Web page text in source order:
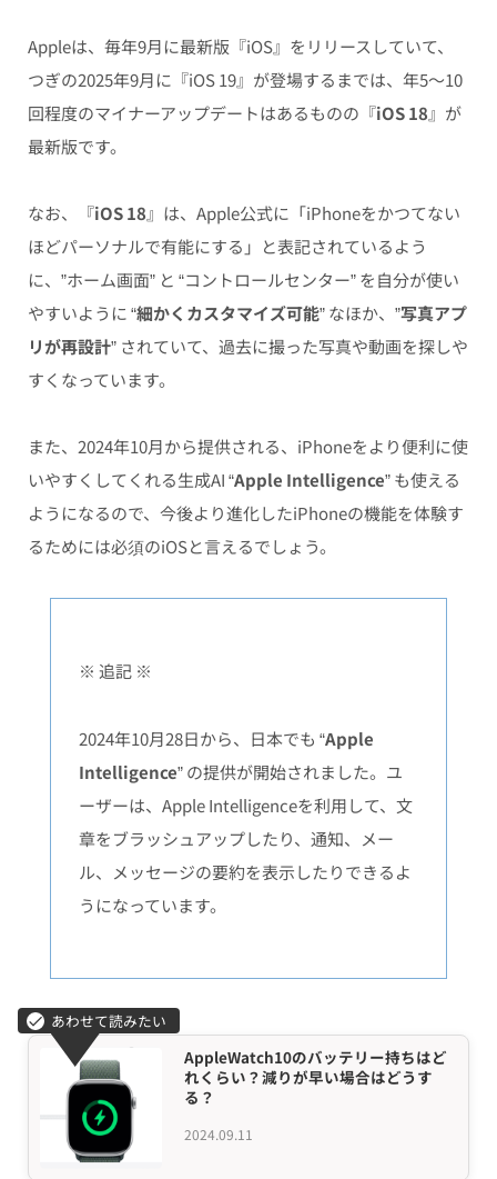
Appleは、毎年9月に最新版『iOS』をリリースしていて、
つぎの2025年9月に『iOS 19』が登場するまでは、年5〜10
回程度のマイナーアップデートはあるものの『iOS 18』が
最新版です。
なお、『iOS 18』は、Apple公式に「iPhoneをかつてない
ほどパーソナルで有能にする」と表記されているよう
に、”ホーム画面” と “コントロールセンター” を自分が使い
やすいように “細かくカスタマイズ可能” なほか、”写真アプ
リが再設計” されていて、過去に撮った写真や動画を探しや
すくなっています。
また、2024年10月から提供される、iPhoneをより便利に使
いやすくしてくれる生成AI “Apple Intelligence” も使える
ようになるので、今後より進化したiPhoneの機能を体験す
るためには必須のiOSと言えるでしょう。
※ 追記 ※
2024年10月28日から、日本でも “Apple
Intelligence” の提供が開始されました。ユ
ーザーは、Apple Intelligenceを利用して、文
章をブラッシュアップしたり、通知、メー
ル、メッセージの要約を表示したりできるよ
うになっています。
2024.09.11
AppleWatch10のバッテリー持ちはど
れくらい？減りが早い場合はどうす
る？